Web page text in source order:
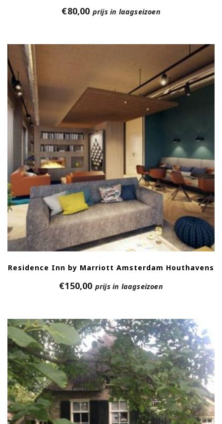
€80,00 prijs in laagseizoen
Residence Inn by Marriott Amsterdam Houthavens
€150,00 prijs in laagseizoen